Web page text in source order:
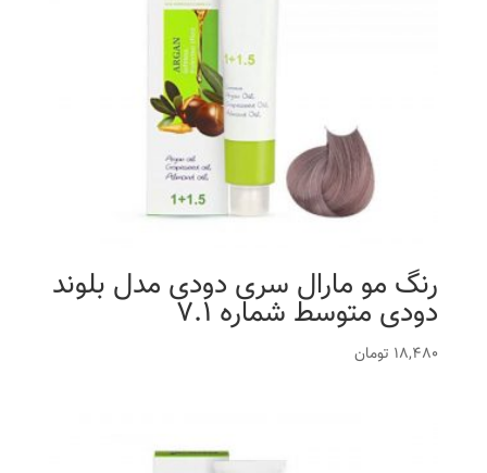
رنگ مو مارال سری دودی مدل بلوند
دودی متوسط شماره 7.1
18,480 تومان